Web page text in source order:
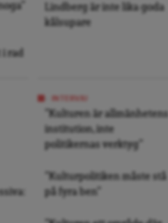
rad
Lindberg är inte lika goda
kålsupare
”Kulturen är allmänhetens
institution, inte
politikernas verktyg”
”Kulturpolitiken måste stå
på fyra ben”